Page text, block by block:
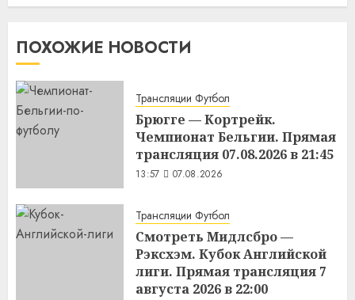
ПОХОЖИЕ НОВОСТИ
Трансляции Футбол
Брюгге — Кортрейк.
Чемпионат Бельгии. Прямая
трансляция 07.08.2026 в 21:45
13:57 07.08.2026
Трансляции Футбол
Смотреть Мидлсбро —
Рэксхэм. Кубок Английской
лиги. Прямая трансляция 7
августа 2026 в 22:00